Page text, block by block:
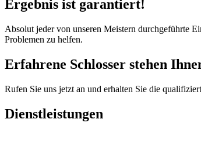
Ergebnis ist garantiert!
Absolut jeder von unseren Meistern durchgeführte
Problemen zu helfen.
Erfahrene Schlosser stehen
Rufen Sie uns jetzt an und erhalten Sie die
Dienstleistungen